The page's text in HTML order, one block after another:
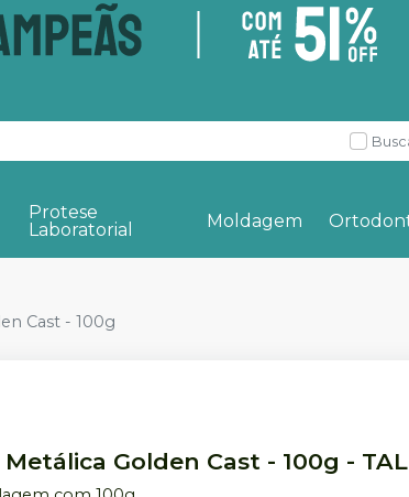
Protese
Laboratorial
Moldagem
Cast - 100g
Metálica Golden Cast - 100g -